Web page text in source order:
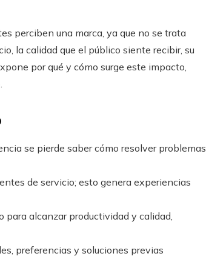
perciben una marca, ya que no se trata
la calidad que el público siente recibir, su
por qué y cómo surge este impacto,
se pierde saber cómo resolver problemas
de servicio; esto genera experiencias
alcanzar productividad y calidad,
preferencias y soluciones previas